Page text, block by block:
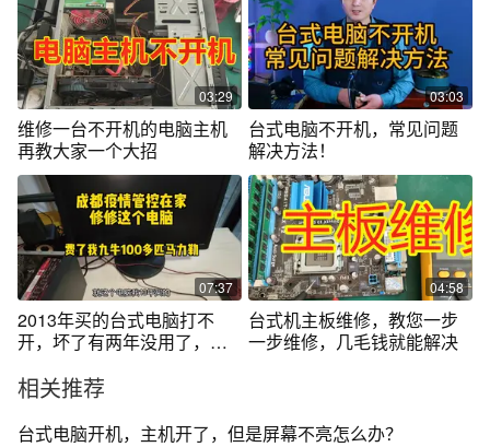
03:29
维修一台不开机的电脑主机
再教大家一个大招
03:03
台式电脑不开机，常见问题
解决方法！
07:37
2013年买的台式电脑打不
开，坏了有两年没用了，自
04:58
台式机主板维修，教您一步
一步维修，几毛钱就能解决
相关推荐
台式电脑开机，主机开了，但是屏幕不亮怎么办？